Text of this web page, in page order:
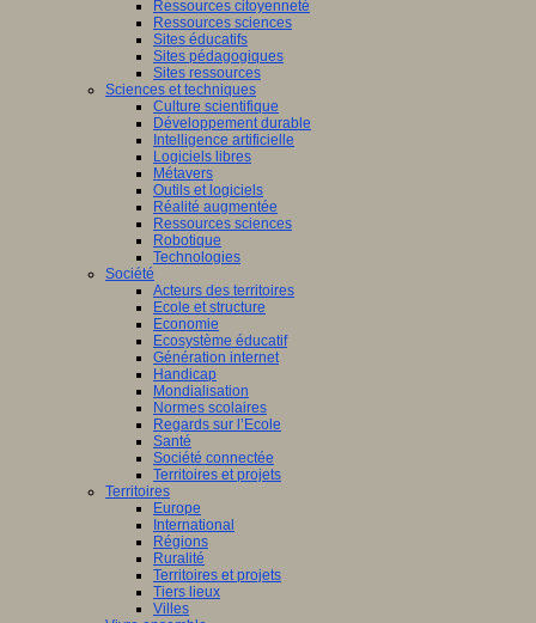
Ressources citoyenneté
Ressources sciences
Sites éducatifs
Sites pédagogiques
Sites ressources
Sciences et techniques
Culture scientifique
Développement durable
Intelligence artificielle
Logiciels libres
Métavers
Outils et logiciels
Réalité augmentée
Ressources sciences
Robotique
Technologies
Société
Acteurs des territoires
Ecole et structure
Economie
Ecosystème éducatif
Génération internet
Handicap
Mondialisation
Normes scolaires
Regards sur l’Ecole
Santé
Société connectée
Territoires et projets
Territoires
Europe
International
Régions
Ruralité
Territoires et projets
Tiers lieux
Villes